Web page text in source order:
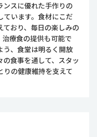
ンスに優れた手作りの
ています。食材にこだ
おり、毎日の楽しみの
療食の提供も可能で
う、食堂は明るく開放
食事を通して、スタッ
りの健康維持を支えて